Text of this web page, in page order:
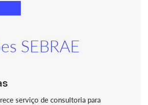
SEBRAE
serviço de consultoria para